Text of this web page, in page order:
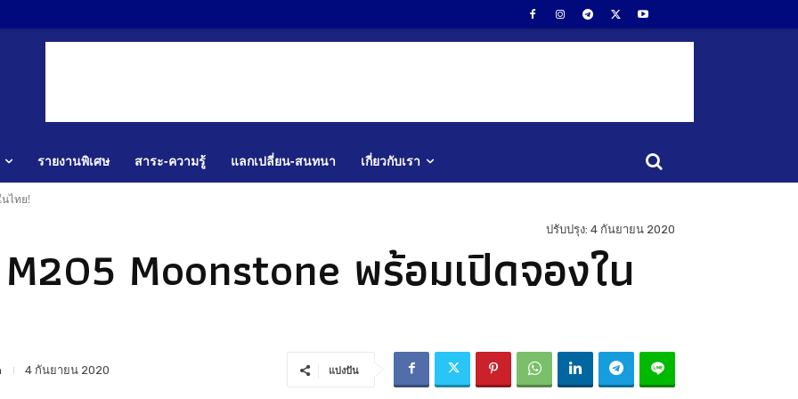
รายงานพิเศษ สาระ-ความรู้ แลกเปลี่ยน-สนทนา เกี่ยวกับเรา
ไทย!
ปรับปรุง: 4 กันยายน 2020
Moonstone พร้อมเปิดจองใน
4 กันยายน 2020 แบ่งปัน